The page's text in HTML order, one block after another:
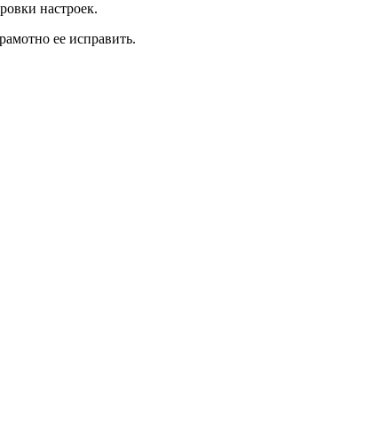
настроек.
ее исправить.